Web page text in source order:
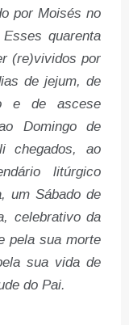
por Moisés no
quarenta
(re)vividos por
de jejum, de
e de ascese
Domingo de
chegados, ao
litúrgico
um Sábado de
celebrativo da
pela sua morte
sua vida de
do Pai.